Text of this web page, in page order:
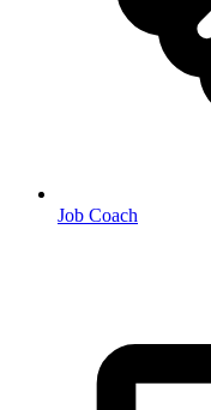
Job Coach